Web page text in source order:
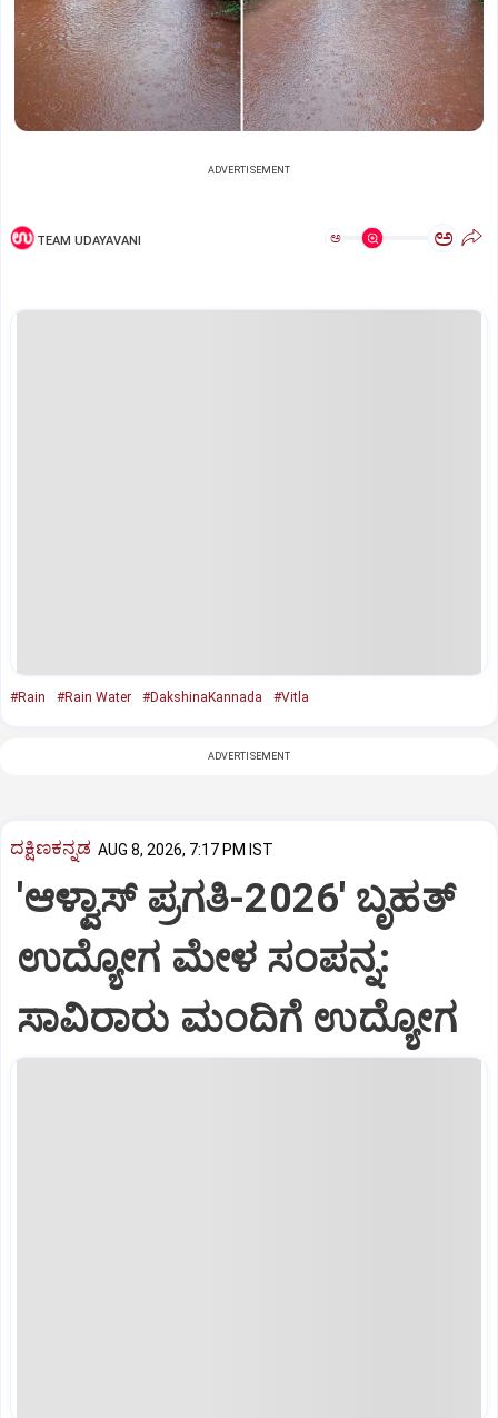
ADVERTISEMENT
TEAM UDAYAVANI ಅ ಅ
#Rain #Rain Water #DakshinaKannada #Vitla
ADVERTISEMENT
ದಕ್ಷಿಣಕನ್ನಡ AUG 8, 2026, 7:17 PM IST
'ಆಳ್ವಾಸ್‌ ಪ್ರಗತಿ-2026' ಬೃಹತ್
ಉದ್ಯೋಗ ಮೇಳ ಸಂಪನ್ನ:
ಸಾವಿರಾರು ಮಂದಿಗೆ ಉದ್ಯೋಗ